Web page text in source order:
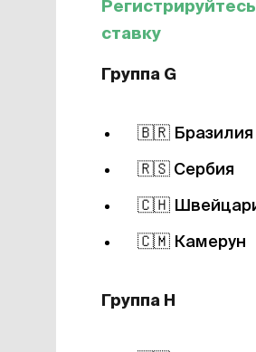
ставку
Группа G
🇧🇷 Бразилия
🇷🇸 Сербия
🇨🇭
🇨🇲 Камерун
Группа Н